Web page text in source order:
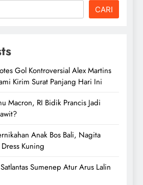
CARI
Gol Kontroversial Alex Martins
Kirim Surat Panjang Hari Ini
Macron, RI Bidik Prancis Jadi
Anak Bos Bali, Nagita
Kuning
Sumenep Atur Arus Lalin